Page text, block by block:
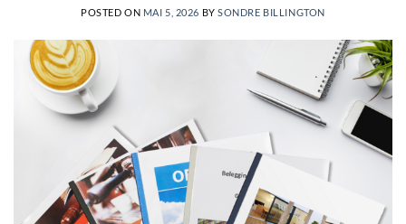
POSTED ON MAI 5, 2026 BYSONDRE BILLINGTON